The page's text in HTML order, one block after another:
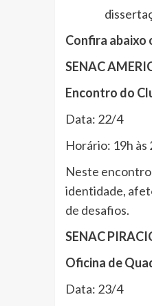
Confira abaixo
SENAC
Encontro do
Data: 22/4
Horário: 19h às
Neste
identidade,
de desafios.
SENAC
Oficina de
Data: 23/4